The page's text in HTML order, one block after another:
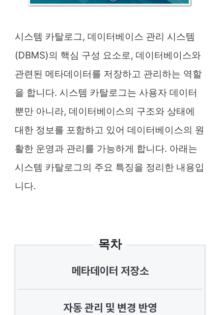
시스템 카탈로그, 데이터베이스 관리 시스템
(DBMS)의 핵심 구성 요소로, 데이터베이스와
관련된 메타데이터를 저장하고 관리하는 역할
을 합니다. 시스템 카탈로그는 사용자 데이터
뿐만 아니라, 데이터베이스의 구조와 상태에
대한 정보를 포함하고 있어 데이터베이스의 원
활한 운영과 관리를 가능하게 합니다. 아래는
시스템 카탈로그의 주요 특징을 정리한 내용입
니다.
목차
메타데이터 저장소
자동 관리 및 변경 반영